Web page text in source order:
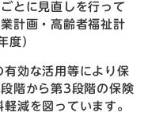
とに見直しを行って
計画・高齢者福祉計
度）
効な活用等により保
階から第3段階の保険
減を図っています。